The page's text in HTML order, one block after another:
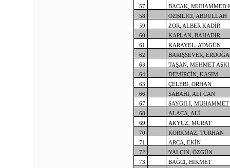
57
BACAK, MUHAMMED
58
ÖZBİLİCİ, ABDULLAH
59
ZOR, ALBER KADİR
60
KAPLAN, BAHADIR
61
KARAYEL, ATAGÜN
62
BARIŞSEVER,
63
TAŞAN, MEHMET
64
DEMİRÇİN, KASIM
65
ÇELEBİ, ORHAN
66
SABAHİ, ALİ CAN
67
SAYGILI, MUHAMMET
68
ALACA, ALİ
69
AKYÜZ, MURAT
70
KORKMAZ, TURHAN
71
ARCA, EKİN
72
YALÇIN, ÖZGÜN
73
BAĞCI, HİKMET